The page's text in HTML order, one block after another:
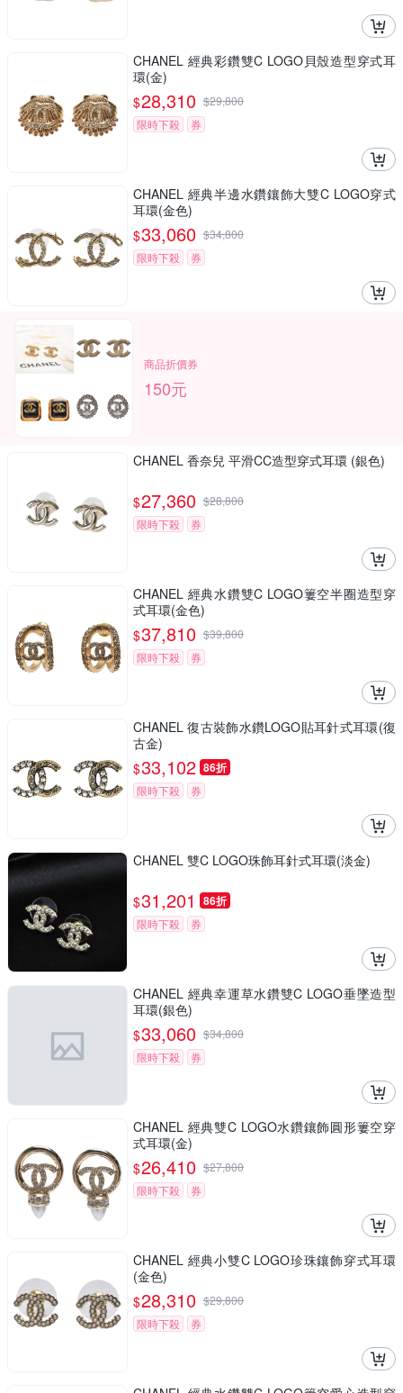
CHANEL 經典彩鑽雙C LOGO貝殼造型穿式耳
環(金)
$28,310 $29,800
限時下殺
券
CHANEL 經典半邊水鑽鑲飾大雙C LOGO穿式
耳環(金色)
$33,060 $34,800
限時下殺
券
商品折價券
150元
CHANEL 香奈兒 平滑CC造型穿式耳環 (銀色)
$27,360 $28,800
限時下殺
券
CHANEL 經典水鑽雙C LOGO簍空半圈造型穿
式耳環(金色)
$37,810 $39,800
限時下殺
券
CHANEL 復古裝飾水鑽LOGO貼耳針式耳環(復
古金)
$33,102 86折
限時下殺 券
CHANEL 雙C LOGO珠飾耳針式耳環(淡金)
$31,201 86折
限時下殺 券
CHANEL 經典幸運草水鑽雙C LOGO垂墜造型
耳環(銀色)
$33,060 $34,800
限時下殺
券
CHANEL 經典雙C LOGO水鑽鑲飾圓形簍空穿
式耳環(金)
$26,410 $27,800
限時下殺
券
CHANEL 經典小雙C LOGO珍珠鑲飾穿式耳環
(金色)
$28,310 $29,800
限時下殺
券